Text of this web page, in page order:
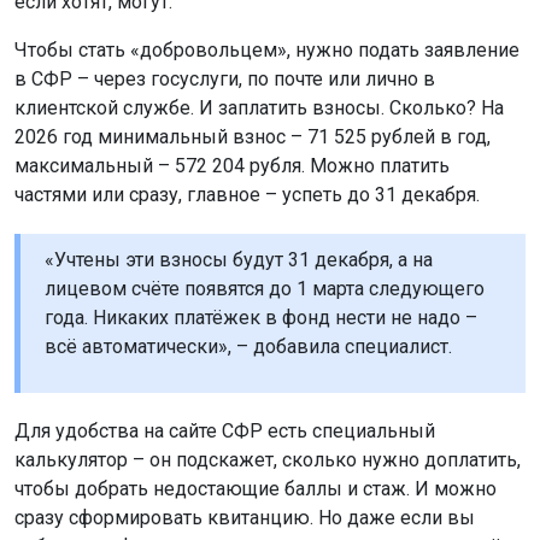
Чтобы стать «добровольцем», нужно подать заявление
в СФР – через госуслуги, по почте или лично в
клиентской службе. И заплатить взносы. Сколько? На
2026 год минимальный взнос – 71 525 рублей в год,
максимальный – 572 204 рубля. Можно платить
частями или сразу, главное – успеть до 31 декабря.
«Учтены эти взносы будут 31 декабря, а на
лицевом счёте появятся до 1 марта следующего
года. Никаких платёжек в фонд нести не надо –
всё автоматически», – добавила специалист.
Для удобства на сайте СФР есть специальный
калькулятор – он подскажет, сколько нужно доплатить,
чтобы добрать недостающие баллы и стаж. И можно
сразу сформировать квитанцию. Но даже если вы